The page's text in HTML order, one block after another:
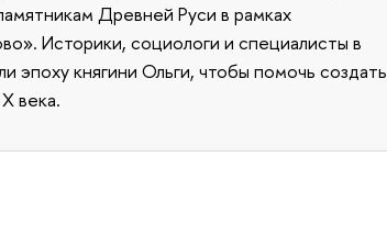
Древней Руси в рамках
Историки, социологи и специалисты в
эпоху княгини Ольги, чтобы помочь создать
века.